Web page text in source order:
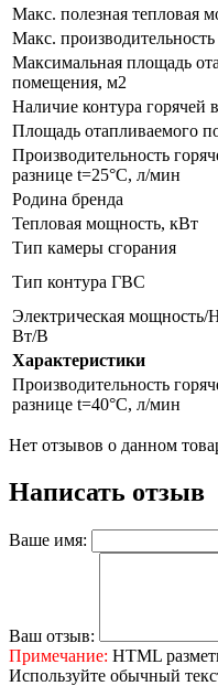
Макс. полезная тепловая
Макс.
Максимальная площадь
помещения, м2
Наличие контура горячей
Площадь отапливаемого
Производительность
разнице t=25°C, л/мин
Родина бренда
Тепловая мощность, кВт
Тип камеры сгорания
Тип контура ГВС
Электрическая мощность/
Вт/В
Характеристики
Производительность
разнице t=40°C, л/мин
Нет отзывов о данном
Написать отзыв
Ваше имя:
Ваш отзыв:
Примечание: HTML
Используйте обычный